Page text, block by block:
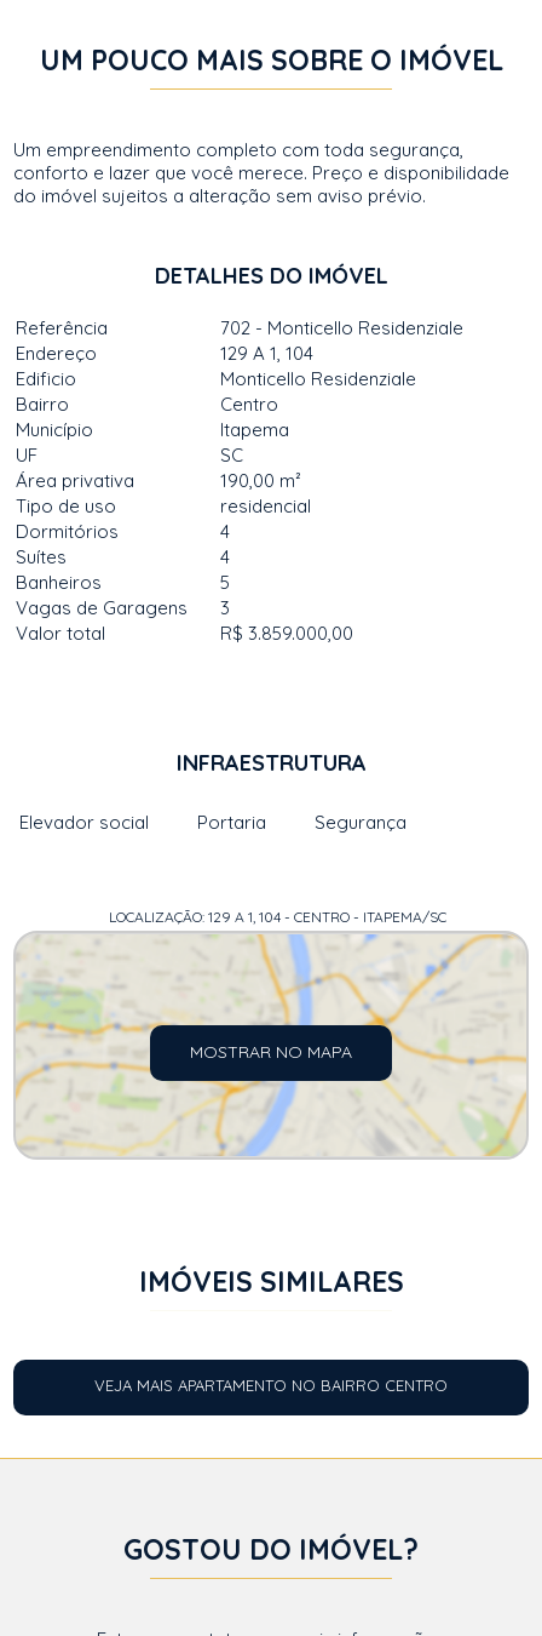
UM POUCO MAIS SOBRE O IMÓVEL
Um empreendimento completo com toda segurança,
conforto e lazer que você merece. Preço e disponibilidade
do imóvel sujeitos a alteração sem aviso prévio.
DETALHES DO IMÓVEL
Referência
702 - Monticello Residenziale
Endereço
129 A 1, 104
Edificio
Monticello Residenziale
Bairro
Centro
Município
Itapema
UF
SC
Área privativa
190,00 m²
Tipo de uso
residencial
Dormitórios
4
Suítes
4
Banheiros
5
Vagas de Garagens
3
Valor total
R$ 3.859.000,00
INFRAESTRUTURA
Elevador social Portaria Segurança
LOCALIZAÇÃO: 129 A 1, 104 - CENTRO - ITAPEMA/SC
MOSTRAR NO MAPA
IMÓVEIS SIMILARES
VEJA MAIS APARTAMENTO NO BAIRRO CENTRO
GOSTOU DO IMÓVEL?